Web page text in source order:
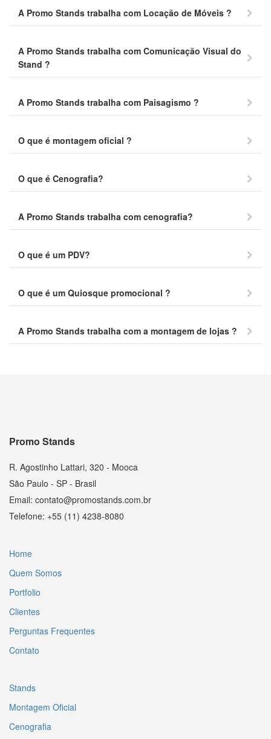
A Promo Stands trabalha com Locação de Móveis ?
A Promo Stands trabalha com Comunicação Visual do
Stand ?
A Promo Stands trabalha com Paisagismo ?
O que é montagem oficial ?
O que é Cenografia?
A Promo Stands trabalha com cenografia?
O que é um PDV?
O que é um Quiosque promocional ?
A Promo Stands trabalha com a montagem de lojas ?
Promo Stands
R. Agostinho Lattari, 320 - Mooca
São Paulo - SP - Brasil
Email: contato@promostands.com.br
Telefone: +55 (11) 4238-8080
Home
Quem Somos
Portfolio
Clientes
Perguntas Frequentes
Contato
Stands
Montagem Oficial
Cenografia